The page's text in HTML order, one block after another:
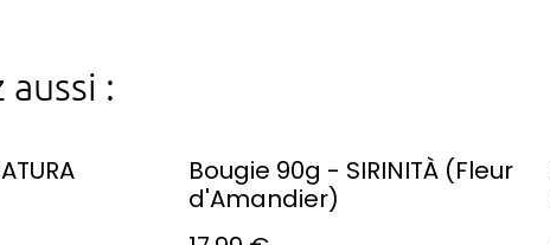
:
Bougie 90g - SIRINITÀ (Fleur
d'Amandier)